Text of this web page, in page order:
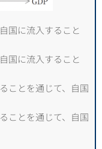
国に流入すること
国に流入すること
ことを通じて、自国
ことを通じて、自国